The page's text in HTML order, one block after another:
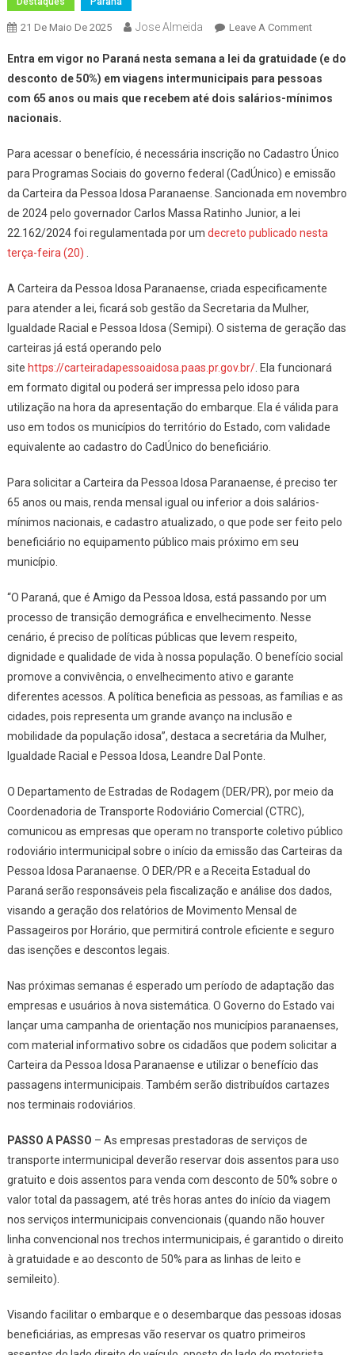
21 De Maio De 2025 Jose Almeida Leave A CommentOn
Da
De
Ônibus
Para
Idosas
Entra em vigor no Paraná nesta semana a lei da gratuidade (e do
desconto de 50%) em viagens intermunicipais para pessoas
com 65 anos ou mais que recebem até dois salários-mínimos
nacionais.
Para acessar o benefício, é necessária inscrição no Cadastro Único
para Programas Sociais do governo federal (CadÚnico) e emissão
da Carteira da Pessoa Idosa Paranaense. Sancionada em novembro
de 2024 pelo governador Carlos Massa Ratinho Junior, a lei
22.162/2024 foi regulamentada por um decreto publicado nesta
terça-feira (20)
A Carteira da Pessoa Idosa Paranaense, criada especificamente
para atender a lei, ficará sob gestão da Secretaria da Mulher,
Igualdade Racial e Pessoa Idosa (Semipi). O sistema de geração das
carteiras já está operando pelo
site https://carteiradapessoaidosa.paas.pr.gov.br/. Ela funcionará
em formato digital ou poderá ser impressa pelo idoso para
utilização na hora da apresentação do embarque. Ela é válida para
uso em todos os municípios do território do Estado, com validade
equivalente ao cadastro do CadÚnico do beneficiário.
Para solicitar a Carteira da Pessoa Idosa Paranaense, é preciso ter
65 anos ou mais, renda mensal igual ou inferior a dois salários-
mínimos nacionais, e cadastro atualizado, o que pode ser feito pelo
beneficiário no equipamento público mais próximo em seu
município.
“O Paraná, que é Amigo da Pessoa Idosa, está passando por um
processo de transição demográfica e envelhecimento. Nesse
cenário, é preciso de políticas públicas que levem respeito,
dignidade e qualidade de vida à nossa população. O benefício social
promove a convivência, o envelhecimento ativo e garante
diferentes acessos. A política beneficia as pessoas, as famílias e as
cidades, pois representa um grande avanço na inclusão e
mobilidade da população idosa”, destaca a secretária da Mulher,
Igualdade Racial e Pessoa Idosa, Leandre Dal Ponte.
O Departamento de Estradas de Rodagem (DER/PR), por meio da
Coordenadoria de Transporte Rodoviário Comercial (CTRC),
comunicou as empresas que operam no transporte coletivo público
rodoviário intermunicipal sobre o início da emissão das Carteiras da
Pessoa Idosa Paranaense. O DER/PR e a Receita Estadual do
Paraná serão responsáveis pela fiscalização e análise dos dados,
visando a geração dos relatórios de Movimento Mensal de
Passageiros por Horário, que permitirá controle eficiente e seguro
das isenções e descontos legais.
Nas próximas semanas é esperado um período de adaptação das
empresas e usuários à nova sistemática. O Governo do Estado vai
lançar uma campanha de orientação nos municípios paranaenses,
com material informativo sobre os cidadãos que podem solicitar a
Carteira da Pessoa Idosa Paranaense e utilizar o benefício das
passagens intermunicipais. Também serão distribuídos cartazes
nos terminais rodoviários.
PASSO A PASSO – As empresas prestadoras de serviços de
transporte intermunicipal deverão reservar dois assentos para uso
gratuito e dois assentos para venda com desconto de 50% sobre o
valor total da passagem, até três horas antes do início da viagem
nos serviços intermunicipais convencionais (quando não houver
linha convencional nos trechos intermunicipais, é garantido o direito
à gratuidade e ao desconto de 50% para as linhas de leito e
semileito).
Visando facilitar o embarque e o desembarque das pessoas idosas
beneficiárias, as empresas vão reservar os quatro primeiros